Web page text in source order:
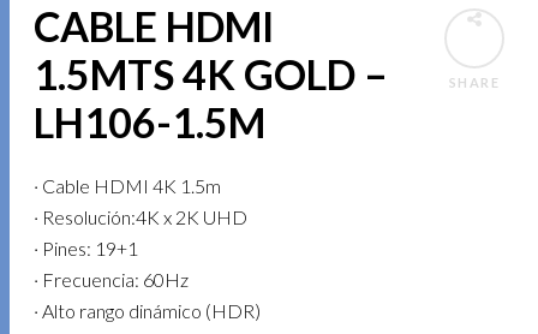
SHARE
CABLE HDMI
1.5MTS 4K GOLD –
LH106-1.5M
· Cable HDMI 4K 1.5m
· Resolución:4K x 2K UHD
· Pines: 19+1
· Frecuencia: 60Hz
· Alto rango dinámico (HDR)